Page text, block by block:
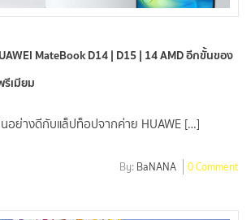
MateBook D14 | D15 | 14 AMD อีกขั้นของ
เมียม
อย่างดีกับแล็ปท็อปจากค่าย HUAWE […]
By: BaNANA 0 Comment